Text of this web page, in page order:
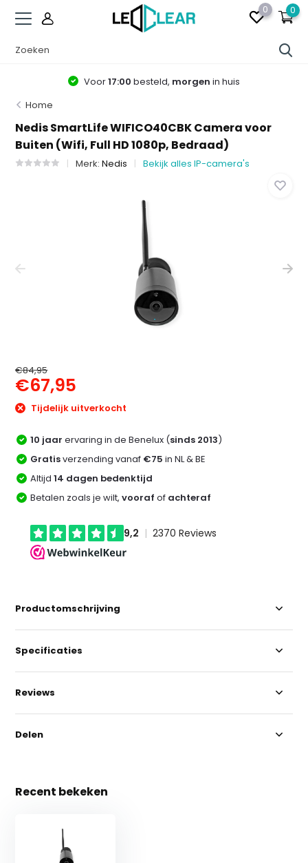
0 0
Voor17:00 besteld, morgen in huis
Home
Nedis SmartLife WIFICO40CBK Camera voor
Buiten (Wifi, Full HD 1080p, Bedraad)
Merk:Nedis Bekijk alles IP-camera's
€84,95
€67,95
Tijdelijk uitverkocht
10 jaar ervaring in de Benelux (sinds 2013)
Gratisverzending vanaf €75 in NL & BE
Altijd14 dagen bedenktijd
Betalen zoals je wilt,vooraf of achteraf
Productomschrijving
Specificaties
Reviews
Delen
Recent bekeken